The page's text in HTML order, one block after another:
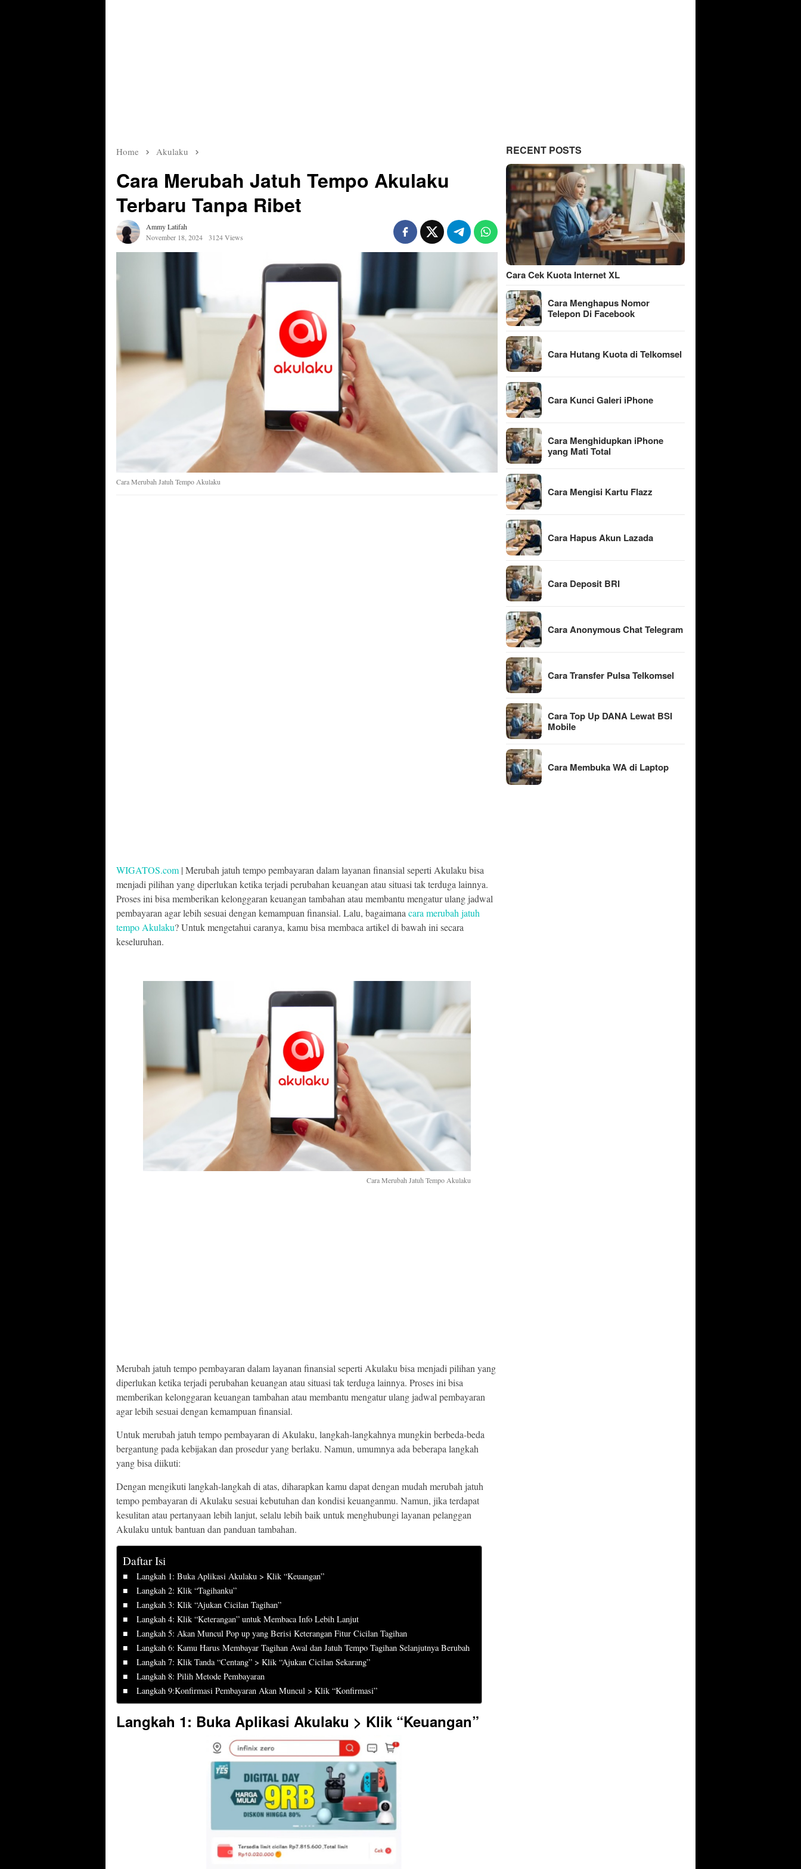
Home Akulaku
Cara Merubah Jatuh Tempo Akulaku
Terbaru Tanpa Ribet
Ammy Latifah
November 18, 2024
3124 Views
Cara Merubah Jatuh Tempo Akulaku
WIGATOS.com| Merubah jatuh tempo pembayaran dalam layanan finansial seperti Akulaku bisa
menjadi pilihan yang diperlukan ketika terjadi perubahan keuangan atau situasi tak terduga lainnya.
Proses ini bisa memberikan kelonggaran keuangan tambahan atau membantu mengatur ulang jadwal
pembayaran agar lebih sesuai dengan kemampuan finansial. Lalu, bagaimanacara merubah jatuh
tempo Akulaku? Untuk mengetahui caranya, kamu bisa membaca artikel di bawah ini secara
keseluruhan.
Cara Merubah Jatuh Tempo Akulaku
Merubah jatuh tempo pembayaran dalam layanan finansial seperti Akulaku bisa menjadi pilihan yang
diperlukan ketika terjadi perubahan keuangan atau situasi tak terduga lainnya. Proses ini bisa
memberikan kelonggaran keuangan tambahan atau membantu mengatur ulang jadwal pembayaran
agar lebih sesuai dengan kemampuan finansial.
Untuk merubah jatuh tempo pembayaran di Akulaku, langkah-langkahnya mungkin berbeda-beda
bergantung pada kebijakan dan prosedur yang berlaku. Namun, umumnya ada beberapa langkah
yang bisa diikuti:
Dengan mengikuti langkah-langkah di atas, diharapkan kamu dapat dengan mudah merubah jatuh
tempo pembayaran di Akulaku sesuai kebutuhan dan kondisi keuanganmu. Namun, jika terdapat
kesulitan atau pertanyaan lebih lanjut, selalu lebih baik untuk menghubungi layanan pelanggan
Akulaku untuk bantuan dan panduan tambahan.
Daftar Isi
Langkah 1: Buka Aplikasi Akulaku > Klik “Keuangan”
Langkah 2: Klik “Tagihanku”
Langkah 3: Klik “Ajukan Cicilan Tagihan”
Langkah 4: Klik “Keterangan” untuk Membaca Info Lebih Lanjut
Langkah 5: Akan Muncul Pop up yang Berisi Keterangan Fitur Cicilan Tagihan
Langkah 6: Kamu Harus Membayar Tagihan Awal dan Jatuh Tempo Tagihan Selanjutnya Berubah
Langkah 7: Klik Tanda “Centang” > Klik “Ajukan Cicilan Sekarang”
Langkah 8: Pilih Metode Pembayaran
Langkah 9:Konfirmasi Pembayaran Akan Muncul > Klik “Konfirmasi”
Langkah 1: Buka Aplikasi Akulaku > Klik “Keuangan”
RECENT POSTS
Cara Cek Kuota Internet XL
Cara Menghapus Nomor
Telepon Di Facebook
Cara Hutang Kuota di Telkomsel
Cara Kunci Galeri iPhone
Cara Menghidupkan iPhone
yang Mati Total
Cara Mengisi Kartu Flazz
Cara Hapus Akun Lazada
Cara Deposit BRI
Cara Anonymous Chat Telegram
Cara Transfer Pulsa Telkomsel
Cara Top Up DANA Lewat BSI
Mobile
Cara Membuka WA di Laptop